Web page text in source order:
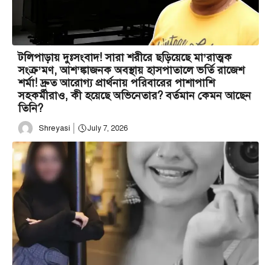
টলিপাড়ায় দুঃসংবাদ! সারা শরীরে ছড়িয়েছে মা’রাত্মক
সংক্র’মণ, আশ’ঙ্কাজনক অবস্থায় হাসপাতালে ভর্তি রাজেশ
শর্মা! দ্রুত আরোগ্য প্রার্থনায় পরিবারের পাশাপাশি
সহকর্মীরাও, কী হয়েছে অভিনেতার? বর্তমান কেমন আছেন
তিনি?
Shreyasi July 7, 2026